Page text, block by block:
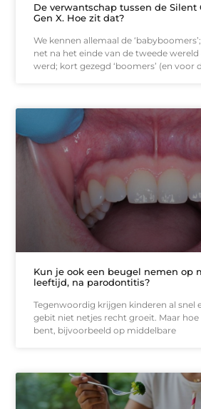
De verwantschap tussen de Silent
Gen X. Hoe zit dat?
We kennen allemaal de
net na het einde van de tweede
werd; kort gezegd ‘boomers’ (en voor
Kun je ook een beugel nemen op
leeftijd, na parodontitis?
Tegenwoordig krijgen kinderen al snel
gebit niet netjes recht groeit. Maar hoe
bent, bijvoorbeeld op middelbare